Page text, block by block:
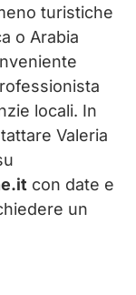
turistiche
o Arabia
locali. In
Valeria
con date e
un